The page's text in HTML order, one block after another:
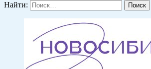
Найти: